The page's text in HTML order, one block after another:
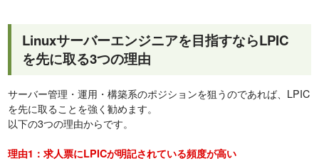
Linuxサーバーエンジニアを目指すならLPIC
を先に取る3つの理由
サーバー管理・運用・構築系のポジションを狙うのであれば、LPIC
を先に取ることを強く勧めます。
以下の3つの理由からです。
理由1：求人票にLPICが明記されている頻度が高い